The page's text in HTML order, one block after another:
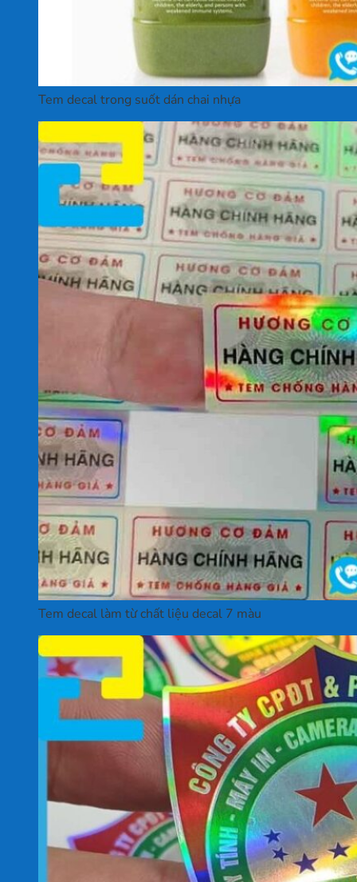
Tem decal trong suốt dán chai nhựa
Tem decal làm từ chất liệu decal 7 màu